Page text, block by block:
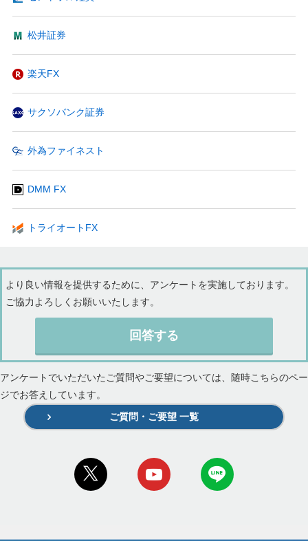
松井証券
楽天FX
サクソバンク証券
外為ファイネスト
DMM FX
トライオートFX
より良い情報を提供するために、アンケートを実施しております。
ご協力よろしくお願いいたします。
回答する
アンケートでいただいたご質問やご要望については、随時こちらのペー
ジでお答えしています。
ご質問・ご要望 一覧